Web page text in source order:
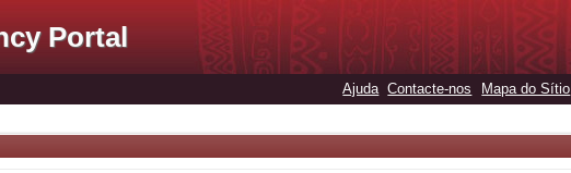
Portal
Ajuda Contacte-nos Mapa do Sítio